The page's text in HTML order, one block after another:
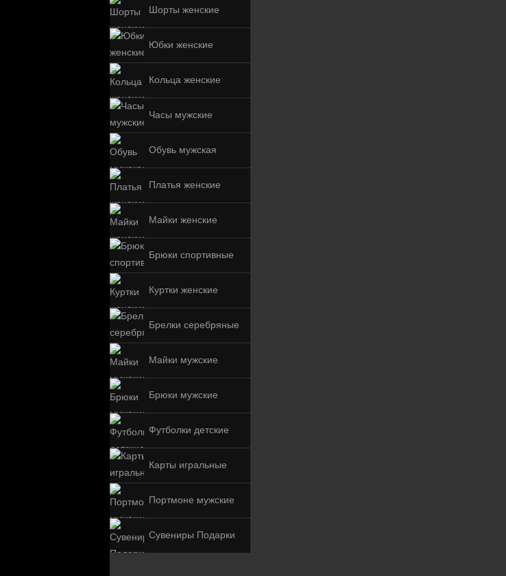
Шорты женские
Юбки женские
Кольца женские
Часы мужские
Обувь мужская
Платья женские
Майки женские
Брюки спортивные
Куртки женские
Брелки серебряные
Майки мужские
Брюки мужские
Футболки детские
Карты игральные
Портмоне мужские
Сувениры Подарки